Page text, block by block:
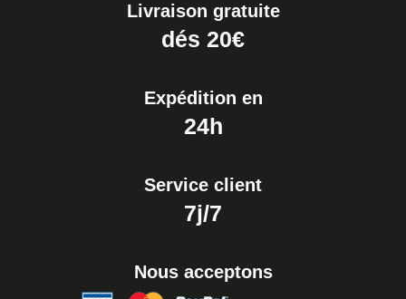
Livraison gratuite
dés 20€
Expédition en
24h
Service client
7j/7
Nous acceptons